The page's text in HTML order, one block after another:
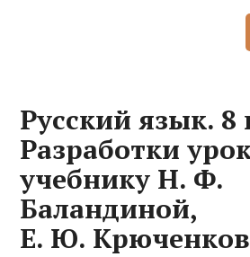
Русский язык. 8
Разработки
учебнику Н. Ф.
Баландиной,
Е. Ю.